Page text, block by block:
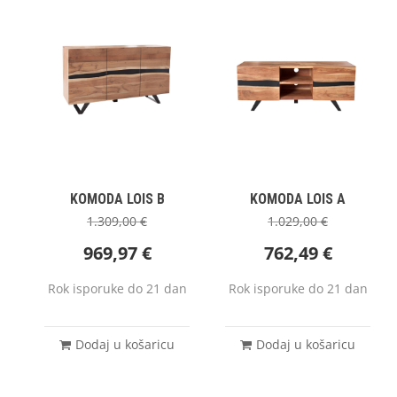
KOMODA LOIS B
1.309,00€
969,97€
Rok isporuke do 21 dan
Dodaj u košaricu
KOMODA LOIS A
1.029,00€
762,49€
Rok isporuke do 21 dan
Dodaj u košaricu